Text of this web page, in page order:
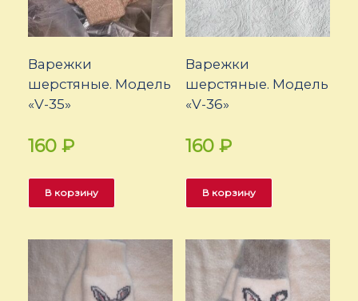
Варежки
шерстяные. Модель
«V-35»
160 ₽
В корзину
Варежки
шерстяные. Модель
«V-36»
160 ₽
В корзину